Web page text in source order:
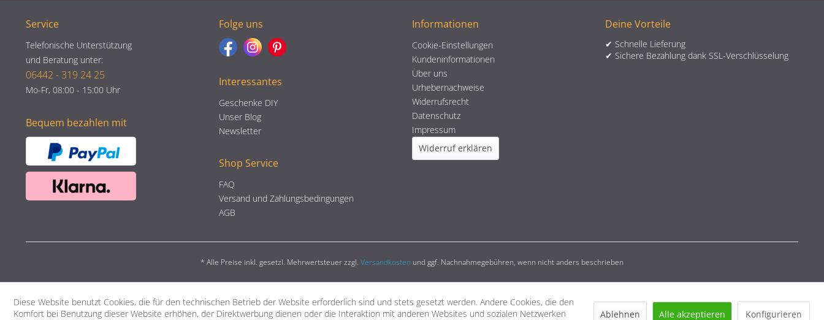
Service
Telefonische Unterstützung
und Beratung unter:
06442 - 319 24 25
Mo-Fr, 08:00 - 15:00 Uhr
Bequem bezahlen mit
Folge uns
Interessantes
Geschenke DIY
Unser Blog
Newsletter
Shop Service
FAQ
Versand und Zahlungsbedingungen
AGB
Informationen
Cookie-Einstellungen
Kundeninformationen
Über uns
Urhebernachweise
Widerrufsrecht
Datenschutz
Impressum
Widerruf erklären
Deine Vorteile
✔ Schnelle Lieferung
✔ Sichere Bezahlung dank SSL-Verschlüsselung
* Alle Preise inkl. gesetzl. Mehrwertsteuer zzgl. Versandkosten und ggf. Nachnahmegebühren, wenn nicht anders beschrieben
Diese Website benutzt Cookies, die für den technischen Betrieb der Website erforderlich sind und stets gesetzt werden. Andere Cookies, die den
Komfort bei Benutzung dieser Website erhöhen, der Direktwerbung dienen oder die Interaktion mit anderen Websites und sozialen Netzwerken
Ablehnen Alle akzeptieren Konfigurieren